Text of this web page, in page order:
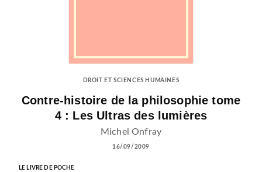
DROIT ET SCIENCES HUMAINES
Contre-histoire de la philosophie tome
4 : Les Ultras des lumières
Michel Onfray
16/09/2009
LE LIVRE DE POCHE